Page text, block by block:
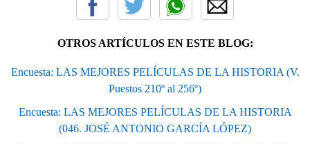
OTROS ARTÍCULOS EN ESTE BLOG:
Encuesta: LAS MEJORES PELÍCULAS DE LA HISTORIA (V.
Puestos 210º al 256º)
Encuesta: LAS MEJORES PELÍCULAS DE LA HISTORIA
(046. JOSÉ ANTONIO GARCÍA LÓPEZ)